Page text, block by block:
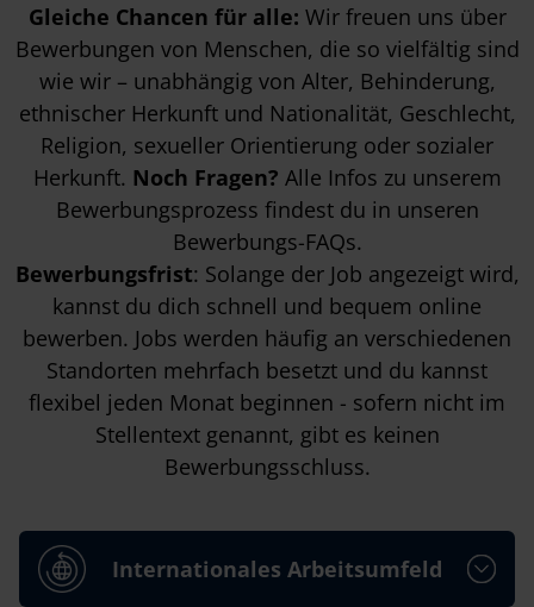
Gleiche Chancen für alle: Wir freuen uns über
Bewerbungen von Menschen, die so vielfältig sind
wie wir – unabhängig von Alter, Behinderung,
ethnischer Herkunft und Nationalität, Geschlecht,
Religion, sexueller Orientierung oder sozialer
Herkunft. Noch Fragen? Alle Infos zu unserem
Bewerbungsprozess findest du in unseren
Bewerbungs-FAQs.
Bewerbungsfrist: Solange der Job angezeigt wird,
kannst du dich schnell und bequem online
bewerben. Jobs werden häufig an verschiedenen
Standorten mehrfach besetzt und du kannst
flexibel jeden Monat beginnen - sofern nicht im
Stellentext genannt, gibt es keinen
Bewerbungsschluss.
Internationales Arbeitsumfeld